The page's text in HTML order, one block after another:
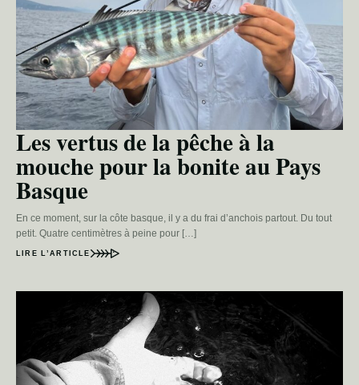
Les vertus de la pêche à la
mouche pour la bonite au Pays
Basque
En ce moment, sur la côte basque, il y a du frai d’anchois partout. Du tout
petit. Quatre centimètres à peine pour […]
LIRE L’ARTICLE